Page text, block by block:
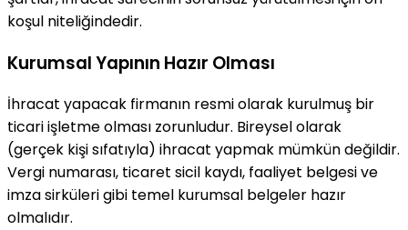
koşul niteliğindedir.
Kurumsal Yapının Hazır Olması
İhracat yapacak firmanın resmi olarak kurulmuş bir
ticari işletme olması zorunludur. Bireysel olarak
(gerçek kişi sıfatıyla) ihracat yapmak mümkün değildir.
Vergi numarası, ticaret sicil kaydı, faaliyet belgesi ve
imza sirküleri gibi temel kurumsal belgeler hazır
olmalıdır.